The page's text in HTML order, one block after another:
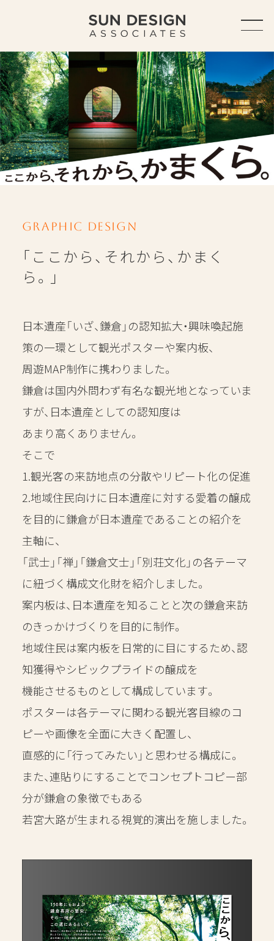
TOP
ABOUT
ABOUT US
SERVICE
OUTLINE
HISTORY
WORKS
RECRUIT
CONTACT
Graphic Design
「ここから、それから、かまく
ら。」
日本遺産「いざ、鎌倉」の認知拡大・興味喚起施
策の一環として観光ポスターや案内板、
周遊MAP制作に携わりました。
鎌倉は国内外問わず有名な観光地となっていま
すが、日本遺産としての認知度は
あまり高くありません。
そこで
1.観光客の来訪地点の分散やリピート化の促進
2.地域住民向けに日本遺産に対する愛着の醸成
を目的に鎌倉が日本遺産であることの紹介を
主軸に、
「武士」「禅」「鎌倉文士」「別荘文化」の各テーマ
に紐づく構成文化財を紹介しました。
案内板は、日本遺産を知ることと次の鎌倉来訪
のきっかけづくりを目的に制作。
地域住民は案内板を日常的に目にするため、認
知獲得やシビックプライドの醸成を
機能させるものとして構成しています。
ポスターは各テーマに関わる観光客目線のコ
ピーや画像を全面に大きく配置し、
直感的に「行ってみたい」と思わせる構成に。
また、連貼りにすることでコンセプトコピー部
分が鎌倉の象徴でもある
若宮大路が生まれる視覚的演出を施しました。